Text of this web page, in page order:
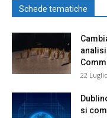
Schede tematiche
22
si